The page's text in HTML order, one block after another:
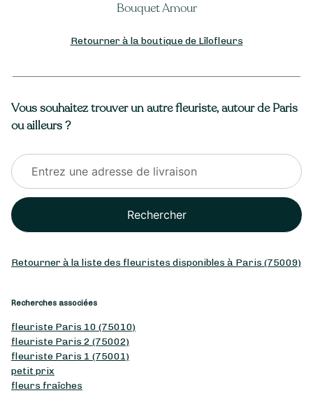
Bouquet Amour
Retourner à la boutique de Lîlofleurs
Vous souhaitez trouver un autre fleuriste, autour de Paris
ou ailleurs ?
Rechercher
Retourner à la liste des fleuristes disponibles à Paris (75009)
Recherches associées
fleuriste Paris 10 (75010)
fleuriste Paris 2 (75002)
fleuriste Paris 1 (75001)
petit prix
fleurs fraîches